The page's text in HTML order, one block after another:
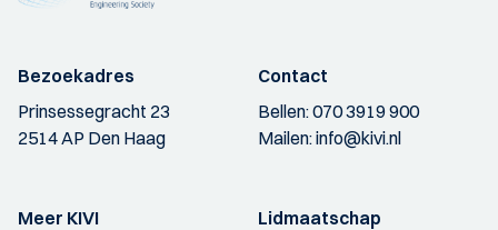
Bezoekadres
Prinsessegracht 23
2514 AP Den Haag
Contact
Bellen:070 3919 900
Mailen:info@kivi.nl
Meer KIVI
Lidmaatschap